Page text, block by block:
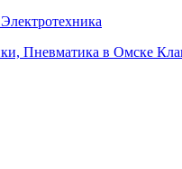
Электротехника